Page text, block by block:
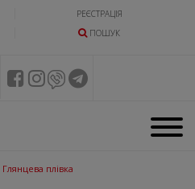
РЕЄСТРАЦІЯ
ПОШУК
Глянцева плівка